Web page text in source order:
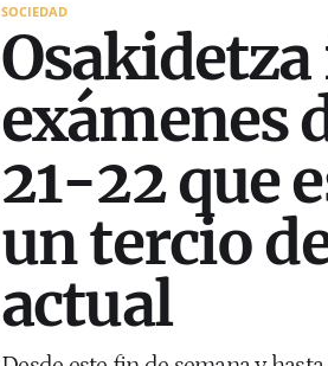
SOCIEDAD
exámenes
21-22 que
un tercio
actual